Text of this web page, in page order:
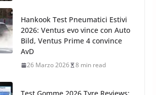
26 Marzo 2026 8 min read
Test Gomme 2026 Tyre Reviews:
sportivi a confronto